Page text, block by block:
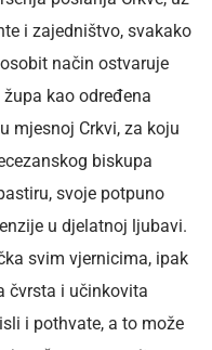
i zajedništvo, svakako
način ostvaruje
kao određena
mjesnoj Crkvi, za koju
biskupa
svoje potpuno
u djelatnoj ljubavi.
svim vjernicima, ipak
čvrsta i učinkovita
i pothvate, a to može